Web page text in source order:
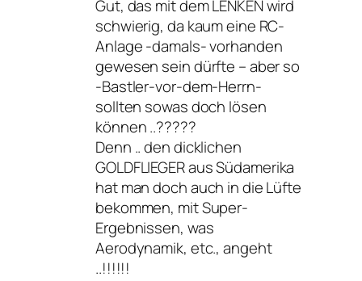
Gut, das mit dem LENKEN wird
schwierig, da kaum eine RC-
Anlage -damals- vorhanden
gewesen sein dürfte – aber so
-Bastler-vor-dem-Herrn-
sollten sowas doch lösen
können ..?????
Denn .. den dicklichen
GOLDFLIEGER aus Südamerika
hat man doch auch in die Lüfte
bekommen, mit Super-
Ergebnissen, was
Aerodynamik, etc., angeht
..!!!!!!